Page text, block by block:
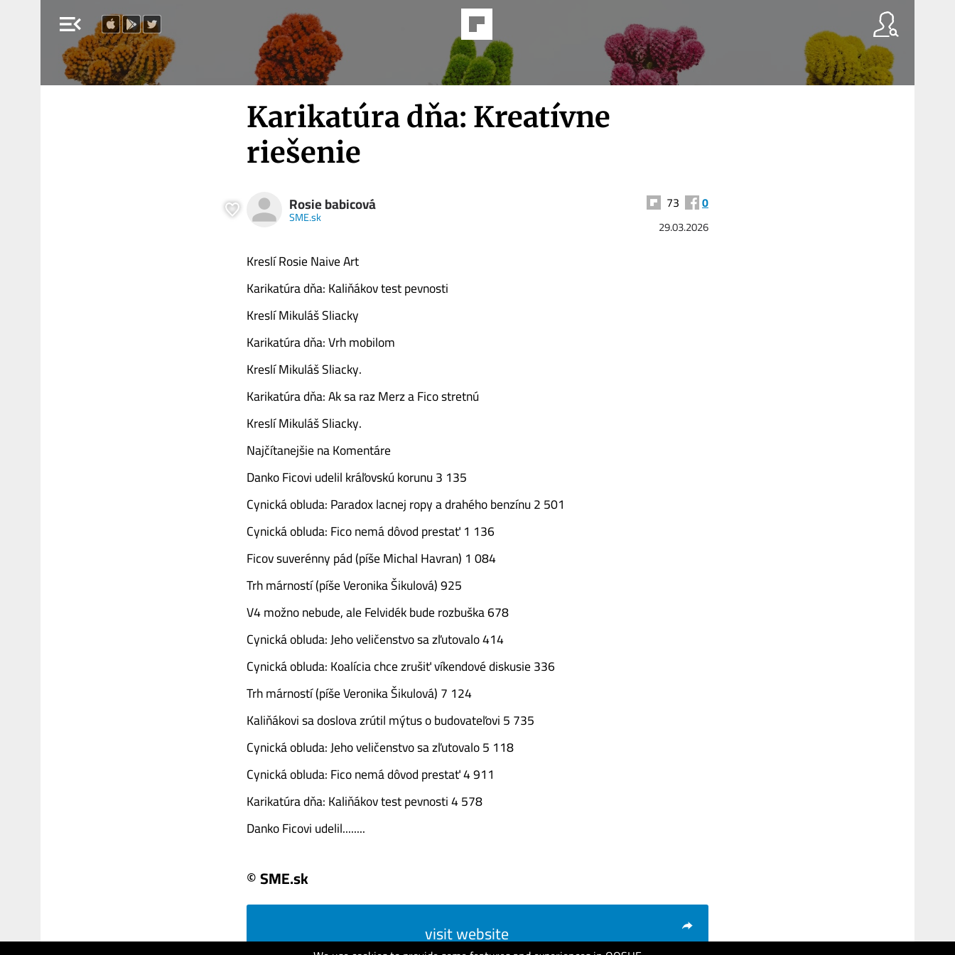
menu_open
Karikatúra dňa: Kreatívne
riešenie
Rosie babicová
SME.sk
73 0
29.03.2026
Kreslí Rosie Naive Art
Karikatúra dňa: Kaliňákov test pevnosti
Kreslí Mikuláš Sliacky
Karikatúra dňa: Vrh mobilom
Kreslí Mikuláš Sliacky.
Karikatúra dňa: Ak sa raz Merz a Fico stretnú
Kreslí Mikuláš Sliacky.
Najčítanejšie na Komentáre
Danko Ficovi udelil kráľovskú korunu 3 135
Cynická obluda: Paradox lacnej ropy a drahého benzínu 2 501
Cynická obluda: Fico nemá dôvod prestať 1 136
Ficov suverénny pád (píše Michal Havran) 1 084
Trh márností (píše Veronika Šikulová) 925
V4 možno nebude, ale Felvidék bude rozbuška 678
Cynická obluda: Jeho veličenstvo sa zľutovalo 414
Cynická obluda: Koalícia chce zrušiť víkendové diskusie 336
Trh márností (píše Veronika Šikulová) 7 124
Kaliňákovi sa doslova zrútil mýtus o budovateľovi 5 735
Cynická obluda: Jeho veličenstvo sa zľutovalo 5 118
Cynická obluda: Fico nemá dôvod prestať 4 911
Karikatúra dňa: Kaliňákov test pevnosti 4 578
Danko Ficovi udelil........
© SME.sk
visit website